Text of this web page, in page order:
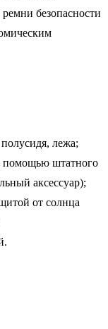
безопасности
лежа;
помощью штатного
аксессуар);
от солнца